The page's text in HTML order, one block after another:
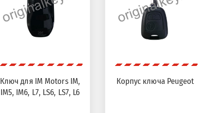
Ключ для IM Motors IM,
IM5, IM6, L7, LS6, LS7, L6
Корпус ключа Peugeot